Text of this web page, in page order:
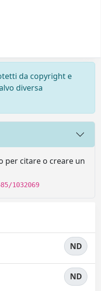
da copyright e
diversa
per citare o creare un
1032069
ND
ND